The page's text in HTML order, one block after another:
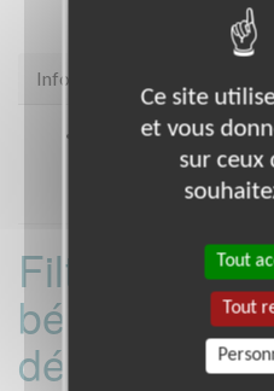
Infos pratiques
Coordonnées* TOUT
Filtrer les
bénévoles
département
Ce site
et vous
sur ceux
Tout
Tout